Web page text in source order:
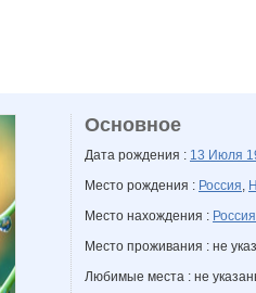
Основное
Дата рождения : 13 Июля
Место рождения : Россия,
Место нахождения : Россия
Место проживания : не
Любимые места : не